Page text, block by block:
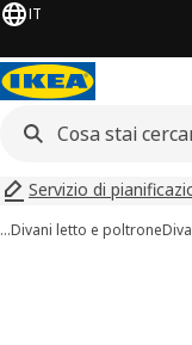
IT
Servizio di
…Divani letto e poltrone